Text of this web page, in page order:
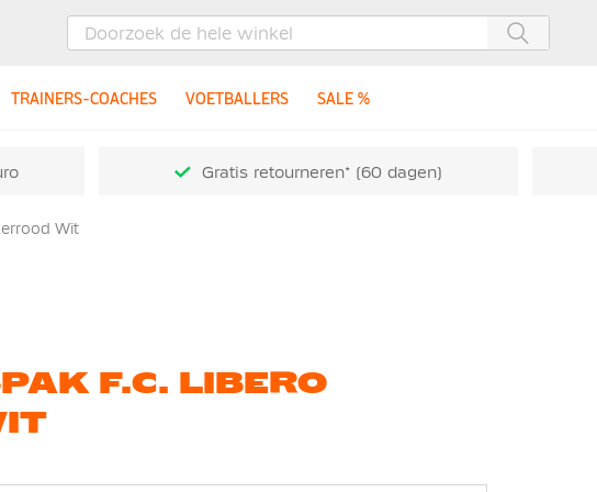
TRAINERS-COACHES VOETBALLERS SALE %
Gratis retourneren* (60 dagen)
Wit
F.C. LIBERO